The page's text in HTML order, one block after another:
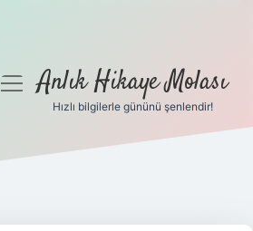
menüyüAnlık Hikaye Molası
Hızlı bilgilerle gününü şenlendir!